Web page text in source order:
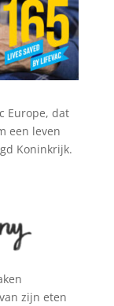
Europe, dat
een leven
Koninkrijk.
zijn eten